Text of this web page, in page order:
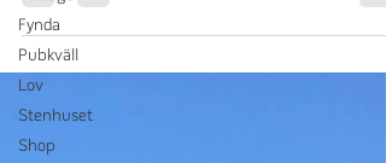
Fynda
Pubkväll
Lov
Stenhuset
Shop